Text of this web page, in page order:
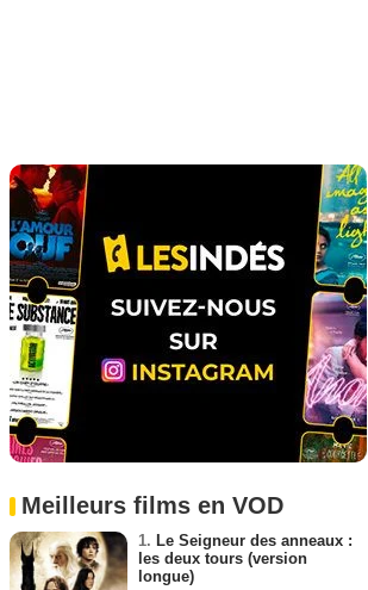
Meilleurs films en VOD
1. Le Seigneur des anneaux :
les deux tours (version
longue)